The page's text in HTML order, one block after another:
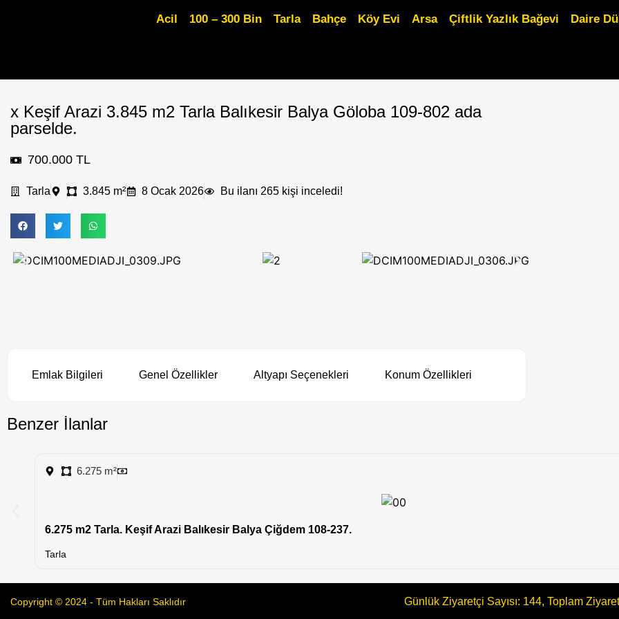
Acil 100 – 300 Bin Tarla Bahçe Köy Evi Arsa Çiftlik Yazlık Bağevi Daire
x Keşif Arazi 3.845 m2 Tarla Balıkesir Balya Göloba 109-802 ada
parselde.
700.000 TL
Tarla 3.845 m² 8 Ocak 2026 Bu ilanı 265 kişi inceledi!
Emlak Bilgileri Genel Özellikler Altyapı Seçenekleri Konum Özellikleri
Benzer İlanlar
6.275 m²
6.275 m2 Tarla. Keşif Arazi Balıkesir Balya Çiğdem 108-237.
Tarla
Copyright © 2024 - Tüm Hakları Saklıdır Günlük Ziyaretçi Sayısı: 144, Toplam